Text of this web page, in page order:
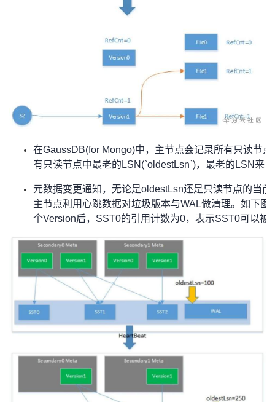
在GaussDB(for Mongo)中，主节点会记录所有只读节
有只读节点中最老的LSN(`oldestLsn`)，最老的LSN来
元数据变更通知，无论是oldestLsn还是只读节点的当
主节点利用心跳数据对垃圾版本与WAL做清理。如下
个Version后，SST0的引用计数为0，表示SST0可以